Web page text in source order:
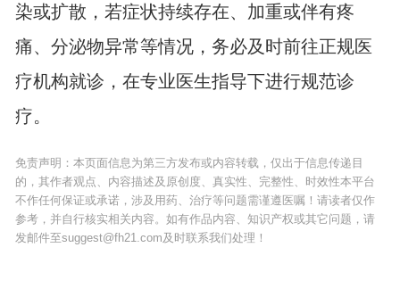
染或扩散，若症状持续存在、加重或伴有疼
痛、分泌物异常等情况，务必及时前往正规医
疗机构就诊，在专业医生指导下进行规范诊
疗。
免责声明：本页面信息为第三方发布或内容转载，仅出于信息传递目
的，其作者观点、内容描述及原创度、真实性、完整性、时效性本平台
不作任何保证或承诺，涉及用药、治疗等问题需谨遵医嘱！请读者仅作
参考，并自行核实相关内容。如有作品内容、知识产权或其它问题，请
发邮件至suggest@fh21.com及时联系我们处理！